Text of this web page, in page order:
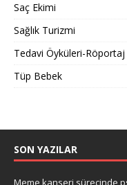
Saç Ekimi
Sağlık Turizmi
Tedavi Öyküleri-Röportaj
Tüp Bebek
SON YAZILAR
Meme kanseri sürecinde